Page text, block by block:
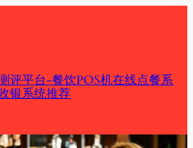
评平台-餐饮POS机在线点餐系
银系统推荐